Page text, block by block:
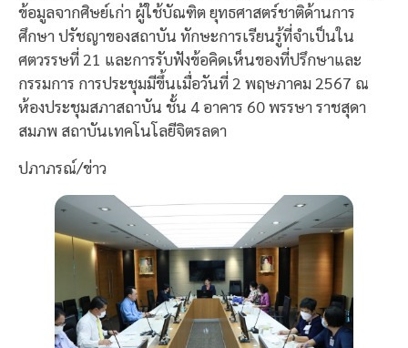
ข้อมูลจากศิษย์เก่า ผู้ใช้บัณฑิต ยุทธศาสตร์ชาติด้านการ
ศึกษา ปรัชญาของสถาบัน ทักษะการเรียนรู้ที่จำเป็นใน
ศตวรรษที่ 21 และการรับฟังข้อคิดเห็นของที่ปรึกษาและ
กรรมการ การประชุมมีขึ้นเมื่อวันที่ 2 พฤษภาคม 2567 ณ
ห้องประชุมสภาสถาบัน ชั้น 4 อาคาร 60 พรรษา ราชสุดา
สมภพ สถาบันเทคโนโลยีจิตรลดา
ปภาภรณ์/ข่าว